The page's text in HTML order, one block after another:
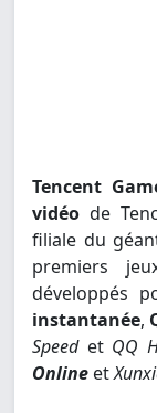
Tencent
vidéo de
filiale du
premiers
développés
instantanée,
Speedet QQ
Online et